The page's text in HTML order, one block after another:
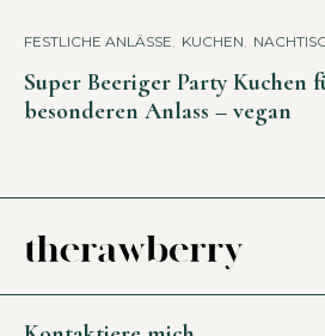
FESTLICHE ANLÄSSE KUCHEN
Super Beeriger Party Kuchen
besonderen Anlass – vegan